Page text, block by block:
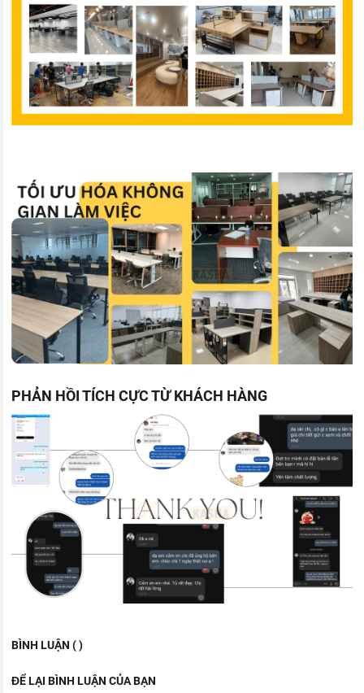
PHẢN HỒI TÍCH CỰC TỪ KHÁCH HÀNG
BÌNH LUẬN ( )
ĐỂ LẠI BÌNH LUẬN CỦA BẠN